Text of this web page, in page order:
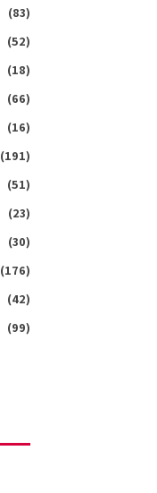
(83)
(52)
(18)
(66)
(16)
(191)
(51)
(23)
(30)
(176)
(42)
(99)